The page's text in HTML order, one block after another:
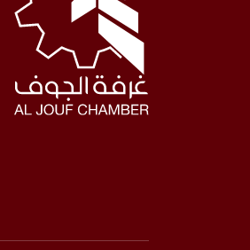
المركز الإعلامي
فعاليات الغرفة